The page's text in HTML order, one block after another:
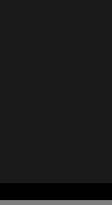
ventana)